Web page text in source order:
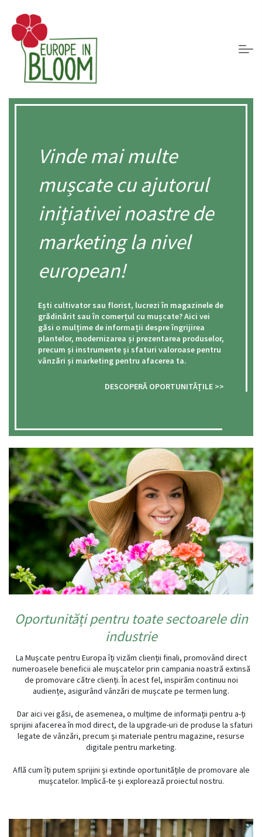
Vinde mai multe
mușcate cu ajutorul
inițiativei noastre de
marketing la nivel
european!
Ești cultivator sau florist, lucrezi în magazinele de
grădinărit sau în comerțul cu mușcate? Aici vei
găsi o mulțime de informații despre îngrijirea
plantelor, modernizarea și prezentarea produselor,
precum și instrumente și sfaturi valoroase pentru
vânzări și marketing pentru afacerea ta.
DESCOPERĂ OPORTUNITĂȚILE >>
Oportunități pentru toate sectoarele din
industrie
La Mușcate pentru Europa îți vizăm clienții finali, promovând direct
numeroasele beneficii ale mușcatelor prin campania noastră extinsă
de promovare către clienți. În acest fel, inspirăm continuu noi
audiențe, asigurând vânzări de mușcate pe termen lung.
Dar aici vei găsi, de asemenea, o mulțime de informații pentru a-ți
sprijini afacerea în mod direct, de la upgrade-uri de produse la sfaturi
legate de vânzări, precum și materiale pentru magazine, resurse
digitale pentru marketing.
Află cum îți putem sprijini și extinde oportunitățile de promovare ale
mușcatelor. Implică-te și explorează proiectul nostru.